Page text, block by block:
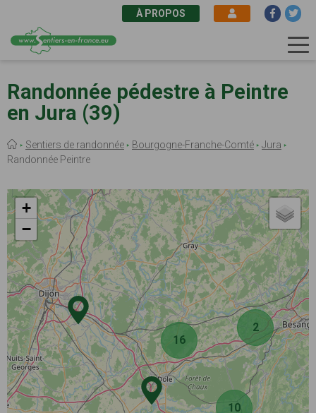
au
contenu
principal
À PROPOS
Randonnée pédestre à Peintre
en Jura (39)
Fil
d'Ariane
Sentiers de randonnée Bourgogne-Franche-Comté
Jura
Randonnée Peintre
2
10
16
+
−